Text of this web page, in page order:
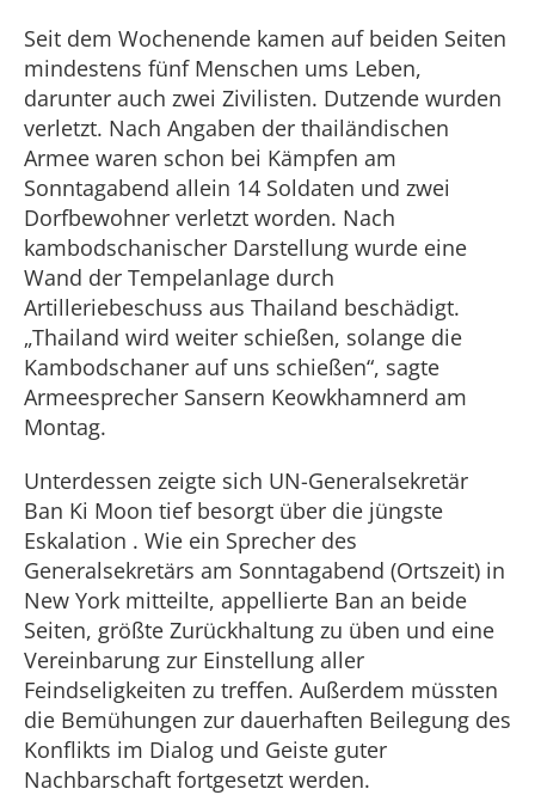
Seit dem Wochenende kamen auf beiden Seiten
mindestens fünf Menschen ums Leben,
darunter auch zwei Zivilisten. Dutzende wurden
verletzt. Nach Angaben der thailändischen
Armee waren schon bei Kämpfen am
Sonntagabend allein 14 Soldaten und zwei
Dorfbewohner verletzt worden. Nach
kambodschanischer Darstellung wurde eine
Wand der Tempelanlage durch
Artilleriebeschuss aus Thailand beschädigt.
„Thailand wird weiter schießen, solange die
Kambodschaner auf uns schießen“, sagte
Armeesprecher Sansern Keowkhamnerd am
Montag.
Unterdessen zeigte sich UN-Generalsekretär
Ban Ki Moon tief besorgt über die jüngste
Eskalation . Wie ein Sprecher des
Generalsekretärs am Sonntagabend (Ortszeit) in
New York mitteilte, appellierte Ban an beide
Seiten, größte Zurückhaltung zu üben und eine
Vereinbarung zur Einstellung aller
Feindseligkeiten zu treffen. Außerdem müssten
die Bemühungen zur dauerhaften Beilegung des
Konflikts im Dialog und Geiste guter
Nachbarschaft fortgesetzt werden.